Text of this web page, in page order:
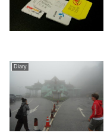
Diary